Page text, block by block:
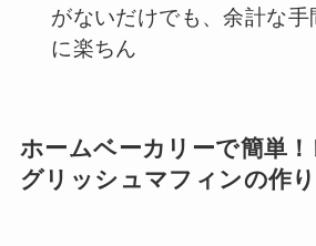
がないだけでも、余計な手
に楽ちん
ホームベーカリーで簡単
グリッシュマフィンの作